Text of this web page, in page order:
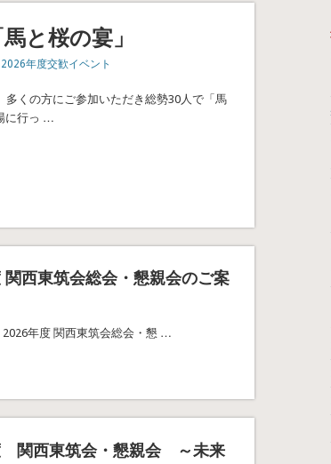
と桜の宴」
2026年度交歓イベント
多くの方にご参加いただき総勢30人で「馬
に行っ …
関西東筑会総会・懇親会のご案
2026年度 関西東筑会総会・懇 …
関西東筑会・懇親会 ～未来